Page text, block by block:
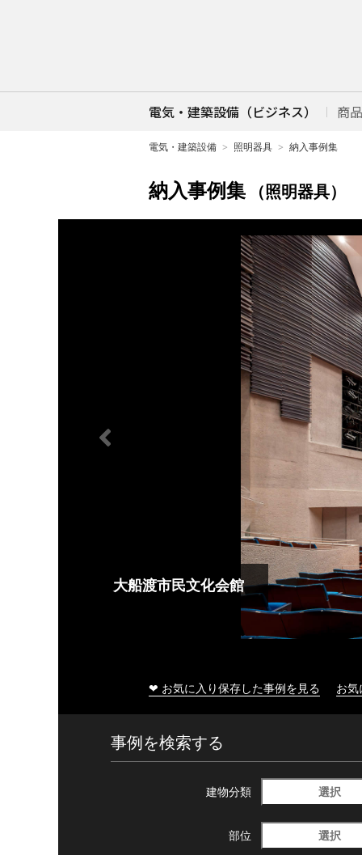
電気・建築設備（ビジネス） 商
電気・建築設備 照明器具 納入事例集
納入事例集 （照明器具）
大船渡市民文化会館
❤ お気に入り保存した事例を見る お
事例を検索する
建物分類 選択
部位 選択